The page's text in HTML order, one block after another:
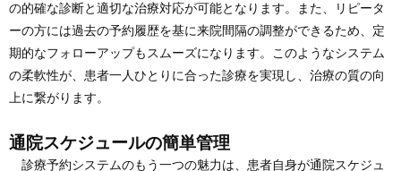
の的確な診断と適切な治療対応が可能となります。また、リピータ
ーの方には過去の予約履歴を基に来院間隔の調整ができるため、定
期的なフォローアップもスムーズになります。このようなシステム
の柔軟性が、患者一人ひとりに合った診療を実現し、治療の質の向
上に繋がります。
通院スケジュールの簡単管理
診療予約システムのもう一つの魅力は、患者自身が通院スケジュ